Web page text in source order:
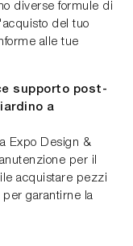
diverse formule di
del tuo
alle tue
supporto post-
a
Expo Design &
per il
acquistare pezzi
garantirne la